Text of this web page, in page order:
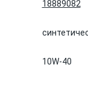
18889082
10W-40